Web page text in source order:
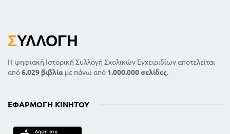
ΣΥΛΛΟΓΉ
Η ψηφιακή Ιστορική Συλλογή Σχολικών Εγχειριδίων αποτελείται
από6.029 βιβλία με πάνω από 1.000.000 σελίδες.
ΕΦΑΡΜΟΓΉ ΚΙΝΗΤΟΎ